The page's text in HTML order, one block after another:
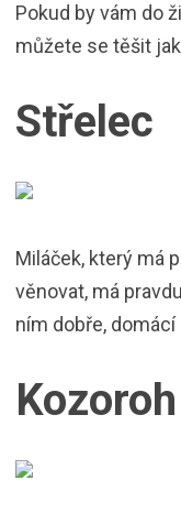
Pokud by vám do
můžete se těšit
Střelec
Miláček, který má
věnovat, má
ním dobře,
Kozoroh